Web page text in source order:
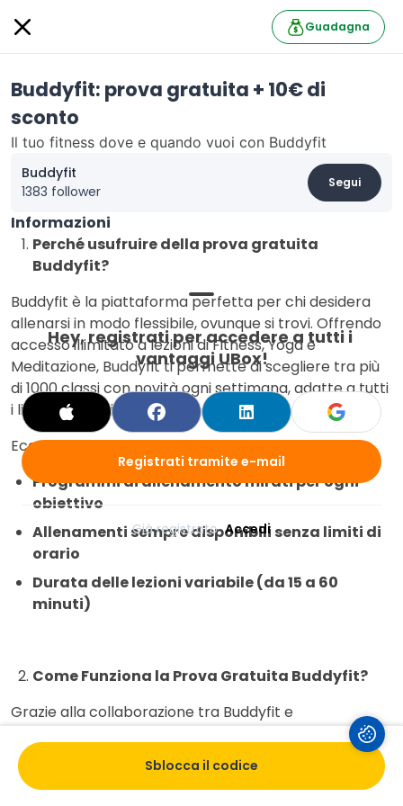
Guadagna
Buddyfit: prova gratuita + 10€ di
sconto
Il tuo fitness dove e quando vuoi con Buddyfit
Buddyfit
1383 follower
Segui
Informazioni
Perché usufruire della prova gratuita
Buddyfit?
Buddyfit è la piattaforma perfetta per chi desidera
allenarsi in modo flessibile, ovunque si trovi. Offrendo
accesso illimitato a lezioni di Fitness, Yoga e
Meditazione, Buddyfit ti permette di scegliere tra più
di 1000 classi con novità ogni settimana, adatte a tutti
i livelli di esperienza.
Ecco cosa puoi aspettarti:
Programmi di allenamento mirati per ogni
obiettivo
Allenamenti sempre disponibili senza limiti di
orario
Durata delle lezioni variabile (da 15 a 60
minuti)
Come Funziona la Prova Gratuita Buddyfit?
Grazie alla collaborazione tra Buddyfit e
UniversityBox, gli studenti possono accedere a una
prova gratuita esclusiva. Ecco come fare:
Ottieni il Codice: Accedi a UniversityBox e richiedi
Sblocca il codice
Hey, registrati per accedere a tutti i
vantaggi UBox!
Registrati tramite e-mail
Già registrato Accedi